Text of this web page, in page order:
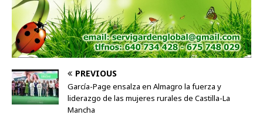
PREVIOUS
García-Page ensalza en Almagro la fuerza y
liderazgo de las mujeres rurales de Castilla-La
Mancha